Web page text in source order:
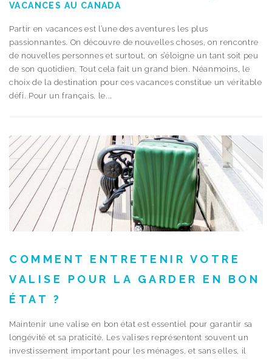
VACANCES AU CANADA
Partir en vacances est l’une des aventures les plus
passionnantes. On découvre de nouvelles choses, on rencontre
de nouvelles personnes et surtout, on s’éloigne un tant soit peu
de son quotidien. Tout cela fait un grand bien. Néanmoins, le
choix de la destination pour ces vacances constitue un véritable
défi. Pour un français, le...
COMMENT ENTRETENIR VOTRE
VALISE POUR LA GARDER EN BON
ÉTAT ?
Maintenir une valise en bon état est essentiel pour garantir sa
longévité et sa praticité. Les valises représentent souvent un
investissement important pour les ménages, et sans elles, il